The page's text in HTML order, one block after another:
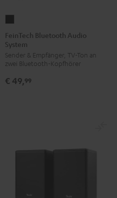
Bluetooth
Audio
System
Schwarz
FeinTech Bluetooth Audio
System
Sender & Empfänger, TV-Ton an
zwei Bluetooth-Kopfhörer
€ 49,99